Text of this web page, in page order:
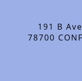
191 B Avenue du Marechal Foch
78700